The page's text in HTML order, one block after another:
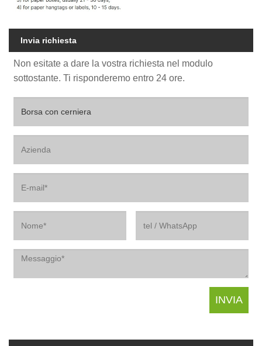
Invia richiesta
Non esitate a dare la vostra richiesta nel modulo
sottostante. Ti risponderemo entro 24 ore.